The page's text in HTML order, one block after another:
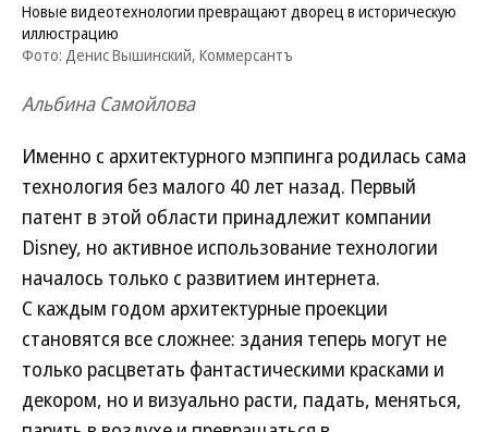
Новые видеотехнологии превращают дворец в историческую
иллюстрацию
Фото: Денис Вышинский, Коммерсантъ
Альбина Самойлова
Именно с архитектурного мэппинга родилась сама
технология без малого 40 лет назад. Первый
патент в этой области принадлежит компании
Disney, но активное использование технологии
началось только с развитием интернета.
С каждым годом архитектурные проекции
становятся все сложнее: здания теперь могут не
только расцветать фантастическими красками и
декором, но и визуально расти, падать, меняться,